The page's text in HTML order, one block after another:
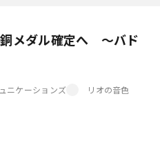
メダル確定へ ～バド
ニケーションズ リオの音色